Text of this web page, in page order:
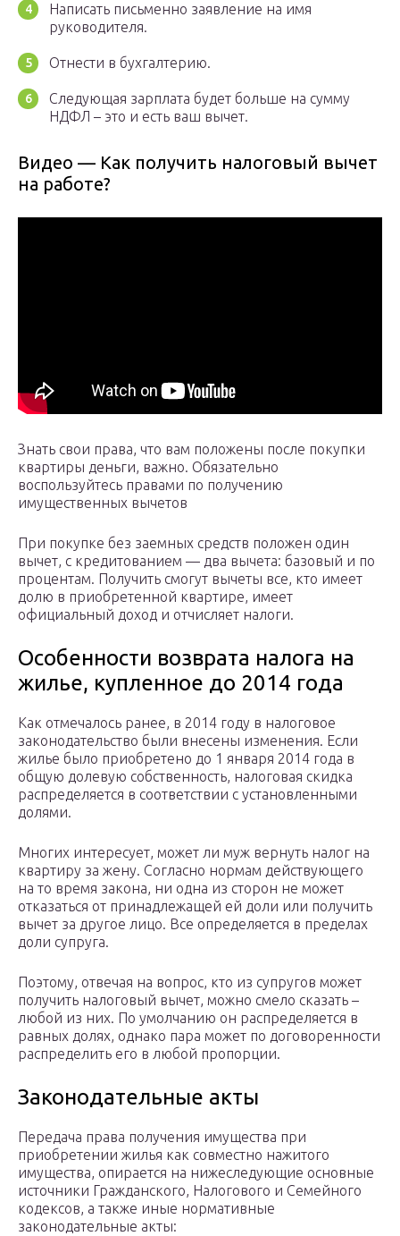
Написать письменно заявление на имя
руководителя.
Отнести в бухгалтерию.
Следующая зарплата будет больше на сумму
НДФЛ – это и есть ваш вычет.
Видео — Как получить налоговый вычет
на работе?
Знать свои права, что вам положены после покупки
квартиры деньги, важно. Обязательно
воспользуйтесь правами по получению
имущественных вычетов
При покупке без заемных средств положен один
вычет, с кредитованием — два вычета: базовый и по
процентам. Получить смогут вычеты все, кто имеет
долю в приобретенной квартире, имеет
официальный доход и отчисляет налоги.
Особенности возврата налога на
жилье, купленное до 2014 года
Как отмечалось ранее, в 2014 году в налоговое
законодательство были внесены изменения. Если
жилье было приобретено до 1 января 2014 года в
общую долевую собственность, налоговая скидка
распределяется в соответствии с установленными
долями.
Многих интересует, может ли муж вернуть налог на
квартиру за жену. Согласно нормам действующего
на то время закона, ни одна из сторон не может
отказаться от принадлежащей ей доли или получить
вычет за другое лицо. Все определяется в пределах
доли супруга.
Поэтому, отвечая на вопрос, кто из супругов может
получить налоговый вычет, можно смело сказать –
любой из них. По умолчанию он распределяется в
равных долях, однако пара может по договоренности
распределить его в любой пропорции.
Законодательные акты
Передача права получения имущества при
приобретении жилья как совместно нажитого
имущества, опирается на нижеследующие основные
источники Гражданского, Налогового и Семейного
кодексов, а также иные нормативные
законодательные акты: